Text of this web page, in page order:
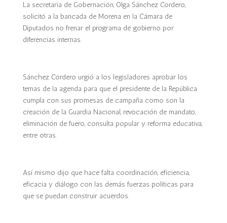
La secretaria de Gobernación, Olga Sánchez Cordero,
solicitó a la bancada de Morena en la Cámara de
Diputados no frenar el programa de gobierno por
diferencias internas.
Sánchez Cordero urgió a los legisladores aprobar los
temas de la agenda para que el presidente de la República
cumpla con sus promesas de campaña como son la
creación de la Guardia Nacional, revocación de mandato,
eliminación de fuero, consulta popular y reforma educativa,
entre otras.
Así mismo dijo que hace falta coordinación, eficiencia,
eficacia y diálogo con las demás fuerzas políticas para
que se puedan construir acuerdos.